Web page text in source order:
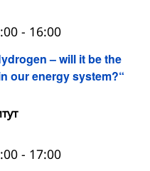
– will it be the
our energy system?“
- 16:00
- 17:00